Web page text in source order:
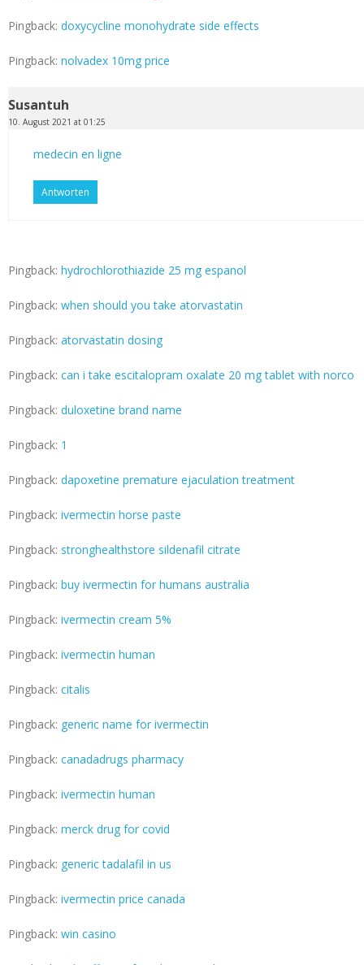
Pingback: doxycycline monohydrate side effects
Pingback: nolvadex 10mg price
Susantuh
10. August 2021 at 01:25
medecin en ligne
Antworten
Pingback: hydrochlorothiazide 25 mg espanol
Pingback: when should you take atorvastatin
Pingback: atorvastatin dosing
Pingback: can i take escitalopram oxalate 20 mg tablet with norco
Pingback: duloxetine brand name
Pingback: 1
Pingback: dapoxetine premature ejaculation treatment
Pingback: ivermectin horse paste
Pingback: stronghealthstore sildenafil citrate
Pingback: buy ivermectin for humans australia
Pingback: ivermectin cream 5%
Pingback: ivermectin human
Pingback: citalis
Pingback: generic name for ivermectin
Pingback: canadadrugs pharmacy
Pingback: ivermectin human
Pingback: merck drug for covid
Pingback: generic tadalafil in us
Pingback: ivermectin price canada
Pingback: win casino